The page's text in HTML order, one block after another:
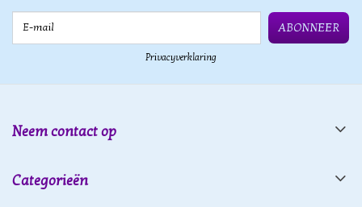
ABONNEER
Privacyverklaring
Neem contact op
Categorieën